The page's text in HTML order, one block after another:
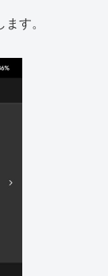
す。